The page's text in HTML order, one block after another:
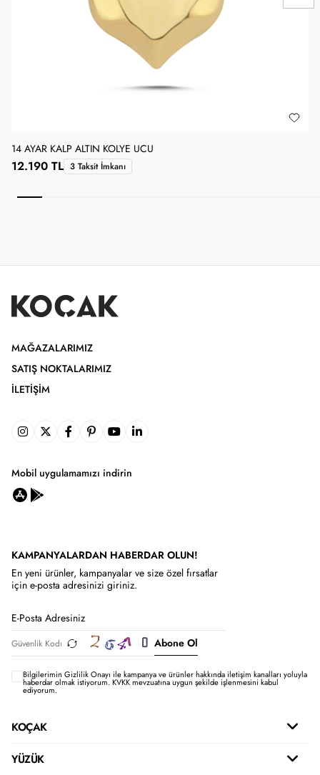
14 AYAR KALP ALTIN KOLYE UCU
12.190 TL 3 Taksit İmkanı
MAĞAZALARIMIZ
SATIŞ NOKTALARIMIZ
İLETIŞIM
Mobil uygulamamızı indirin
KAMPANYALARDAN HABERDAR OLUN!
En yeni ürünler, kampanyalar ve size özel fırsatlar
için e-posta adresinizi giriniz.
Abone Ol
Bilgilerimin Gizlilik Onayı ile kampanya ve ürünler hakkında iletişim kanalları yoluyla
haberdar olmak istiyorum.KVKK mevzuatına uygun şekilde işlenmesini kabul
ediyorum.
KOÇAK
YÜZÜK